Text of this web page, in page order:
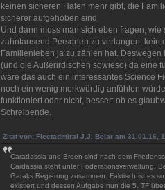
keinen sicheren Hafen mehr gibt, die
sicherer aufgehoben sind.
Und dann muss man sich eben fragen,
zahntausend Personen zu verlangen, kein
Familienleben ja zu zählen hat.
(und die Außerirdischen sowieso) da eine
wäre das auch ein interessantes Science
noch ein wenig merkwürdig anfühlen
funktioniert oder nicht, besser: ob es
Schreibende.
Zitat von: Fleetadmiral J.J. Belar am 31.01.16,
Caradassia und Breen sind nach dem
Cardassia steht unter Föderationsverwaltung.
Garaks Regierung zusammen. Faktisch ist es
existiert und dessen Aufgabe nun die 5. TF